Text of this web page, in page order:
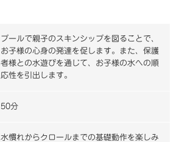
プールで親子のスキンシップを図ることで、
お子様の心身の発達を促します。また、保護
者様との水遊びを通じて、お子様の水への順
応性を引出します。
50分
水慣れからクロールまでの基礎動作を楽しみ